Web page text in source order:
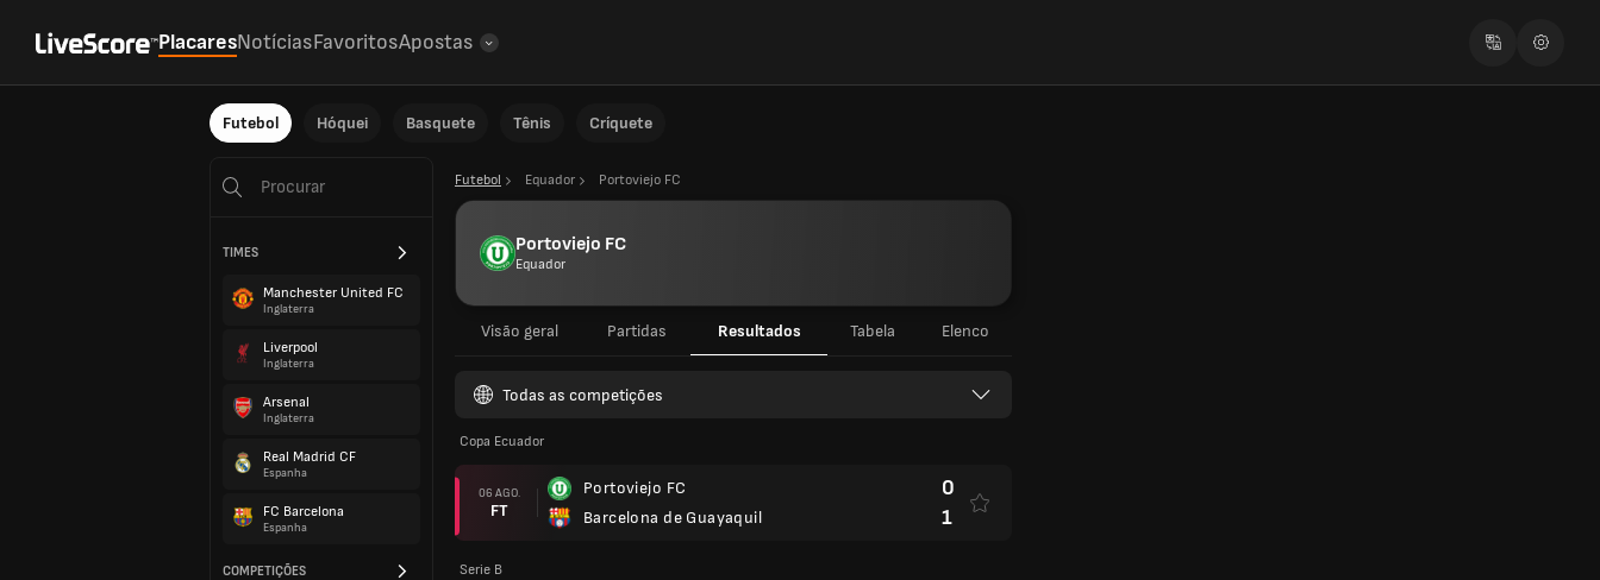
PlacaresNotíciasFavoritosApostas
Futebol Hóquei Basquete Tênis Críquete
TIMES
Manchester United FC
Inglaterra
Liverpool
Inglaterra
Arsenal
Inglaterra
Real Madrid CF
Espanha
FC Barcelona
Espanha
COMPETIÇÕES
Futebol Equador Portoviejo FC
Portoviejo FC
Equador
Visão geral Partidas Resultados Tabela Elenco
Todas as competições
Copa Ecuador
06 AGO.
FT
Portoviejo FC
Barcelona de Guayaquil
0
1
Serie B